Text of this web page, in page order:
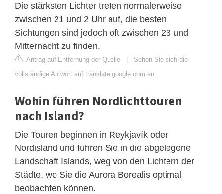
Die stärksten Lichter treten normalerweise
zwischen 21 und 2 Uhr auf, die besten
Sichtungen sind jedoch oft zwischen 23 und
Mitternacht zu finden.
Antrag auf Entfernung der Quelle | Sehen Sie sich die
vollständige Antwort auf translate.google.com an
Wohin führen Nordlichttouren
nach Island?
Die Touren beginnen in Reykjavík oder
Nordisland und führen Sie in die abgelegene
Landschaft Islands, weg von den Lichtern der
Städte, wo Sie die Aurora Borealis optimal
beobachten können.